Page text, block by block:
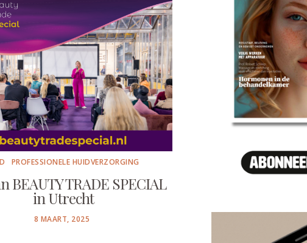
PROFESSIONELE HUIDVERZORGING
BEAUTY TRADE SPECIAL
in Utrecht
POSTED
8 MAART, 2025